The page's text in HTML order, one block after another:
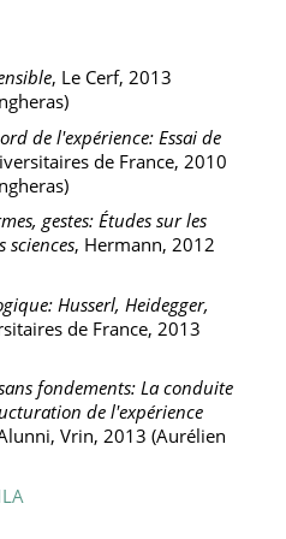
, Le Cerf, 2013
de l'expérience: Essai de
de France, 2010
gestes: Études sur les
sciences, Hermann, 2012
Husserl, Heidegger,
de France, 2013
fondements: La conduite
de l'expérience
Vrin, 2013 (Aurélien